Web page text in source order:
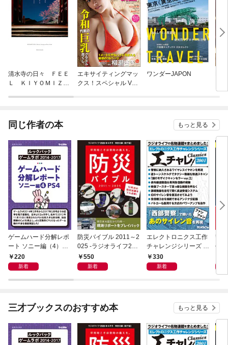
清水寺の日々 ＦＥＥ
Ｌ ＫＩＹＯＭＩＺＵ
エキサイティングマッ
クス！スペシャル Vol.
ワンダーJAPON
同じ作者の本 もっと見る
ゲームハード分解レポ
ート ソニー編（4）PS
4 －ゲームラボアーカ
イブス－
220
新着
防災バイブル 2011～2
025 -ラジオライフ202
6年４月号特別付録
《電子版》-
550
新着
エレクトロニクス工作
チャレンジシリーズ C
LASSICS 2001
330
新着
警
作
ス］
三才ブックスのおすすめ本 もっと見る